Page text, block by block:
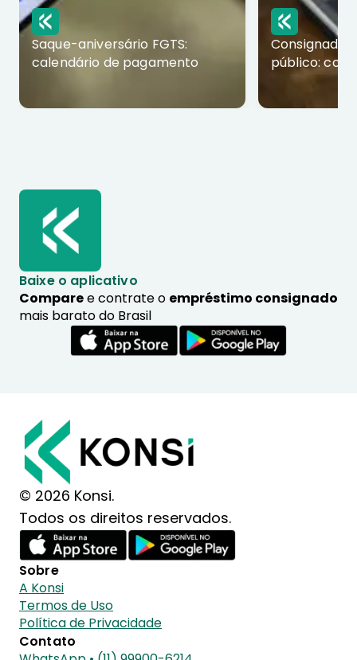
Saque-aniversário FGTS:
calendário de pagamento
Consignado
público:
Baixe o aplicativo
Comparee contrate o empréstimo consignado
mais barato do Brasil
© 2026 Konsi.
Todos os direitos reservados.
Sobre
A Konsi
Termos de Uso
Política de Privacidade
Contato